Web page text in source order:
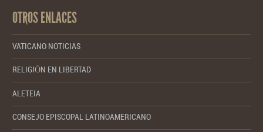
OTROS ENLACES
VATICANO NOTICIAS
RELIGIÓN EN LIBERTAD
ALETEIA
CONSEJO EPISCOPAL LATINOAMERICANO